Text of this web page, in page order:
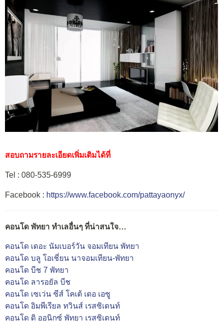
สอบถามรายละเอียดเพิ่มเติมได้ที่
Tel : 080-535-6999
Facebook : https://www.facebook.com/pattayaonyx/
คอนโด พัทยา ทำเลอื่นๆ ที่น่าสนใจ…
คอนโด เดอะ นัมเบอร์วัน จอมเทียน พัทยา
คอนโด บลู โอเชี่ยน นาจอมเทียน-พัทยา
คอนโด บีช 7 พัทยา
คอนโด ลารอยัล บีช
คอนโด เซเว่น ซีส์ โคเต้ เดอ เอซู
คอนโด อิมพีเรียล ทวินส์ เรสซิเดนท์
คอนโด ดิ ออนิกซ์ พัทยา เรสซิเดนท์